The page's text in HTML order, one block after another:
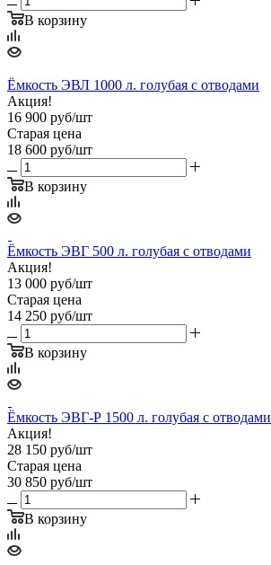
В корзину
Ёмкость ЭВЛ 1000 л. голубая с отводами
Акция!
16 900 руб/шт
Старая цена
18 600 руб/шт
В корзину
Ёмкость ЭВГ 500 л. голубая с отводами
Акция!
13 000 руб/шт
Старая цена
14 250 руб/шт
В корзину
Ёмкость ЭВГ-Р 1500 л. голубая с отводами
Акция!
28 150 руб/шт
Старая цена
30 850 руб/шт
В корзину